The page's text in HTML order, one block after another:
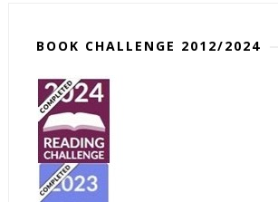
BOOK CHALLENGE 2012/2024